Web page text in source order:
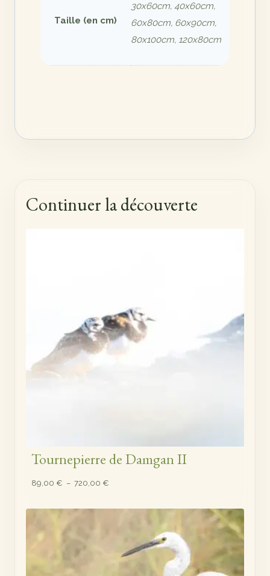
Taille (en cm)
30x60cm, 40x60cm,
60x80cm, 60x90cm,
80x100cm, 120x80cm
Continuer la découverte
Tournepierre de Damgan II
89,00 € – 720,00 €Plage
prix :
720,00 €